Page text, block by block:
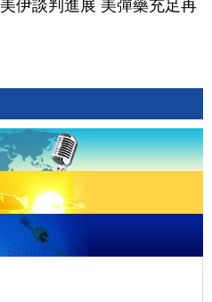
伊談判進展 美彈藥充足再